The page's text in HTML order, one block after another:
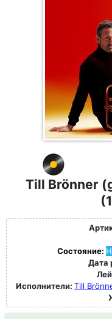
Till Brönner
Состояние:
Дата
Исполнители: Till